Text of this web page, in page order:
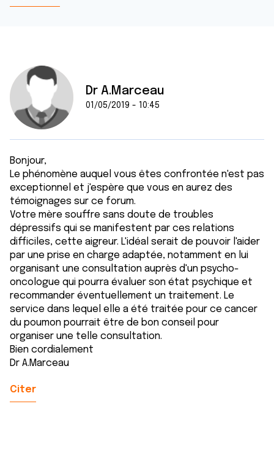
Dr A.Marceau
01/05/2019 - 10:45
Bonjour,
Le phénomène auquel vous êtes confrontée n'est pas
exceptionnel et j'espère que vous en aurez des
témoignages sur ce forum.
Votre mère souffre sans doute de troubles
dépressifs qui se manifestent par ces relations
difficiles, cette aigreur. L'idéal serait de pouvoir l'aider
par une prise en charge adaptée, notamment en lui
organisant une consultation auprès d'un psycho-
oncologue qui pourra évaluer son état psychique et
recommander éventuellement un traitement. Le
service dans lequel elle a été traitée pour ce cancer
du poumon pourrait être de bon conseil pour
organiser une telle consultation.
Bien cordialement
Dr A.Marceau
Citer